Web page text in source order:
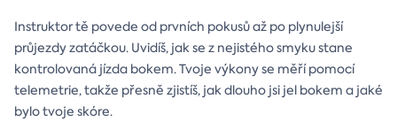
Instruktor tě povede od prvních pokusů až po plynulejší
průjezdy zatáčkou. Uvidíš, jak se z nejistého smyku stane
kontrolovaná jízda bokem. Tvoje výkony se měří pomocí
telemetrie, takže přesně zjistíš, jak dlouho jsi jel bokem a jaké
bylo tvoje skóre.